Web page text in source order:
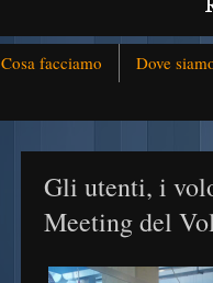
Cosa facciamo Dove
Gli utenti, i
Meeting del